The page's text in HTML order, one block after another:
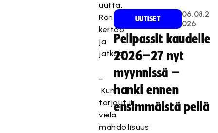
uutta,
Rantala
kertoo
ja
jatkaa:
–
Kun
tarjoutui
vielä
mahdollisuus
UUTISET
06.08.2
026
Pelipassit kaudelle
2026–27 nyt
myynnissä –
hanki ennen
ensimmäistä peliä